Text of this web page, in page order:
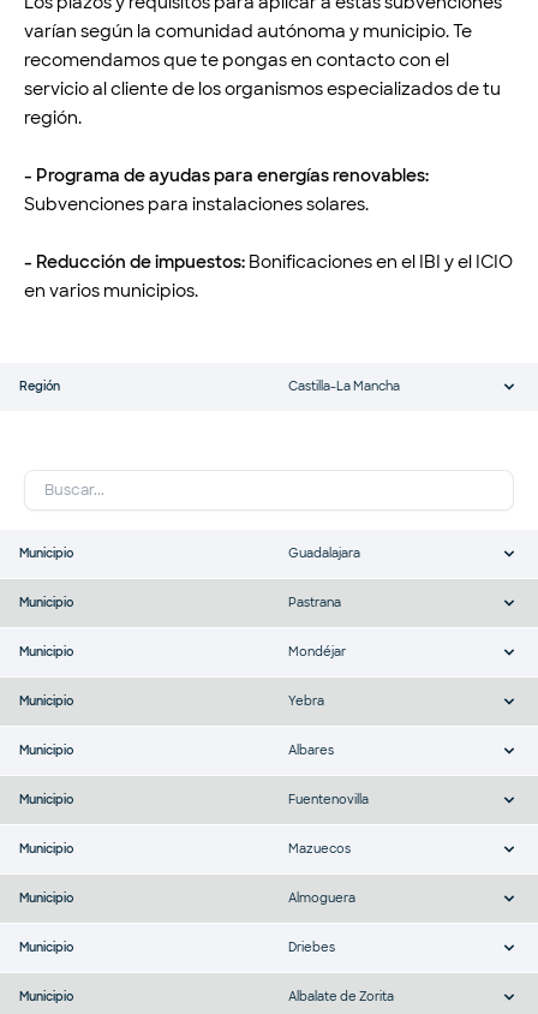
varían según la comunidad autónoma y municipio. Te
recomendamos que te pongas en contacto con el
servicio al cliente de los organismos especializados de tu
región.
- Programa de ayudas para energías renovables:
Subvenciones para instalaciones solares.
- Reducción de impuestos: Bonificaciones en el IBI y el ICIO
en varios municipios.
Región Castilla-La Mancha
Municipio Guadalajara
Municipio Pastrana
Municipio Mondéjar
Municipio Yebra
Municipio Albares
Municipio Fuentenovilla
Municipio Mazuecos
Municipio Almoguera
Municipio Driebes
Municipio Albalate de Zorita